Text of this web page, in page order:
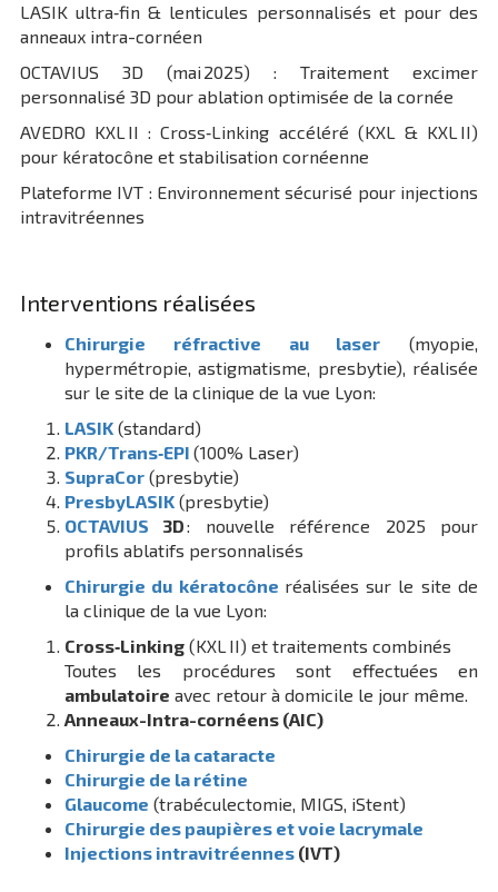
LASIK ultra‑fin & lenticules personnalisés et pour des
anneaux intra-cornéen
OCTAVIUS 3D (mai 2025) : Traitement excimer
personnalisé 3D pour ablation optimisée de la cornée
AVEDRO KXL II : Cross‑Linking accéléré (KXL & KXL II)
pour kératocône et stabilisation cornéenne
Plateforme IVT : Environnement sécurisé pour injections
intravitréennes
Interventions réalisées
Chirurgie réfractive au laser (myopie,
hypermétropie, astigmatisme, presbytie), réalisée
sur le site de la clinique de la vue Lyon:
LASIK(standard)
PKR/Trans‑EPI (100% Laser)
SupraCor(presbytie)
PresbyLASIK(presbytie)
OCTAVIUS 3D: nouvelle référence 2025 pour
profils ablatifs personnalisés
Chirurgie du kératocône réalisées sur le site de
la clinique de la vue Lyon:
Cross‑Linking(KXL II) et traitements combinés
Toutes les procédures sont effectuées en
ambulatoire avec retour à domicile le jour même.
Anneaux-Intra-cornéens (AIC)
Chirurgie de la cataracte
Chirurgie de la rétine
Glaucome (trabéculectomie, MIGS, iStent)
Chirurgie des paupières et voie lacrymale
Injections intravitréennes(IVT)